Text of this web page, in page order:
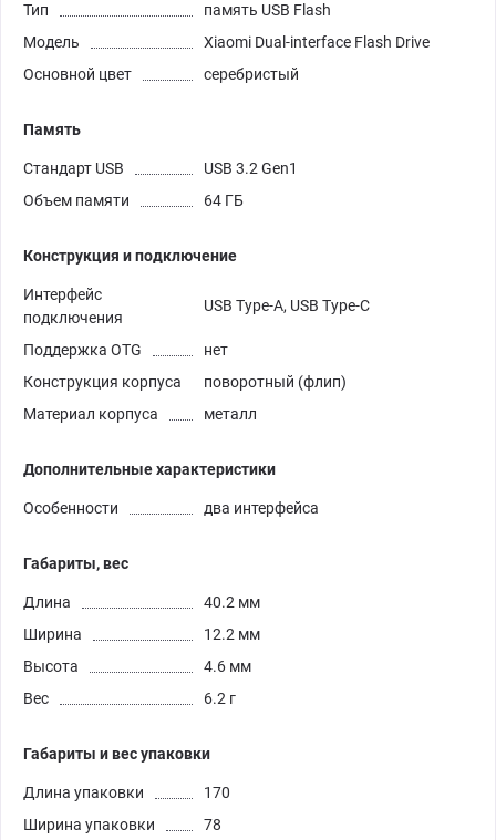
Тип
память USB Flash
Модель
Xiaomi Dual-interface Flash Drive
Основной цвет
серебристый
Память
Стандарт USB
USB 3.2 Gen1
Объем памяти
64 ГБ
Конструкция и подключение
Интерфейс
подключения
USB Type-A, USB Type-C
Поддержка OTG
нет
Конструкция корпуса
поворотный (флип)
Материал корпуса
металл
Дополнительные характеристики
Особенности два интерфейса
Габариты, вес
Длина
40.2 мм
Ширина
12.2 мм
Высота
4.6 мм
Вес
6.2 г
Габариты и вес упаковки
Длина упаковки
170
Ширина упаковки
78